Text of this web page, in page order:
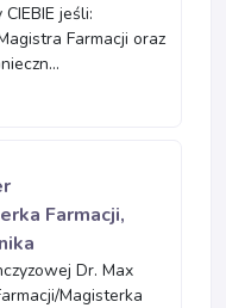
CIEBIE jeśli:
Farmacji oraz
Farmacji,
Dr. Max
Magisterka